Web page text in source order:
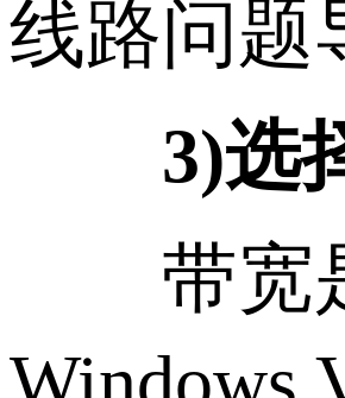
线路问题
3)选择
带宽是